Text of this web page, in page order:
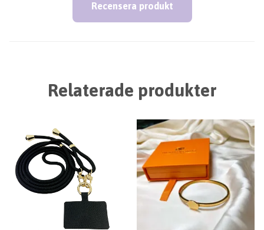
Recensera produkt
Relaterade produkter